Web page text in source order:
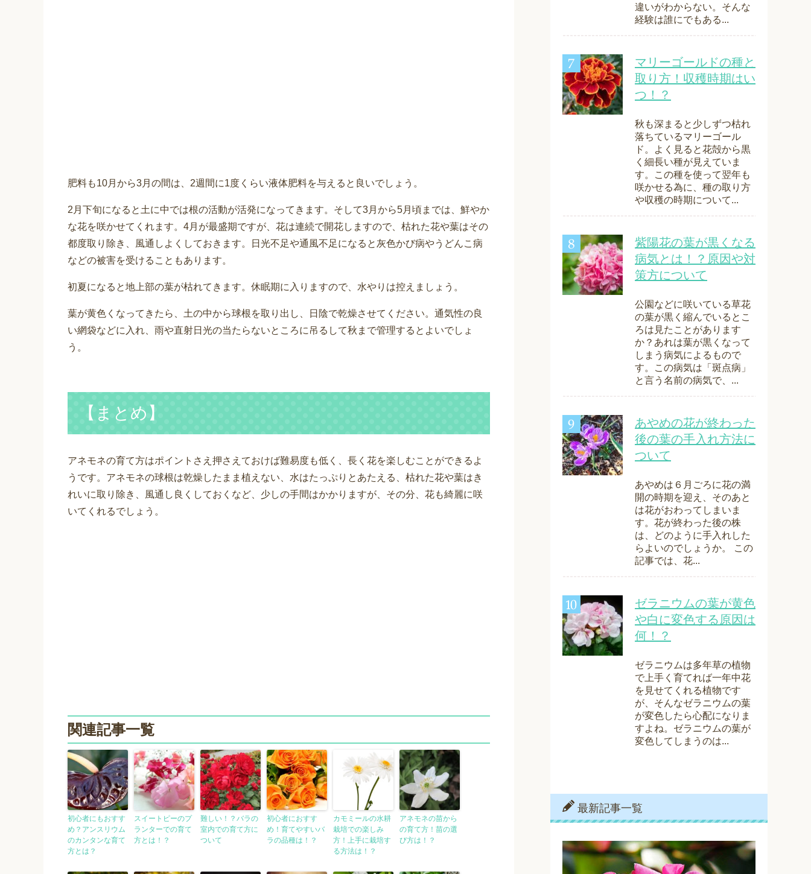
肥料も10月から3月の間は、2週間に1度くらい液体肥料を与えると良いでしょう。
2月下旬になると土に中では根の活動が活発になってきます。そして3月から5月頃までは、鮮やか
な花を咲かせてくれます。4月が最盛期ですが、花は連続で開花しますので、枯れた花や葉はその
都度取り除き、風通しよくしておきます。日光不足や通風不足になると灰色かび病やうどんこ病
などの被害を受けることもあります。
初夏になると地上部の葉が枯れてきます。休眠期に入りますので、水やりは控えましょう。
葉が黄色くなってきたら、土の中から球根を取り出し、日陰で乾燥させてください。通気性の良
い網袋などに入れ、雨や直射日光の当たらないところに吊るして秋まで管理するとよいでしょ
う。
【まとめ】
アネモネの育て方はポイントさえ押さえておけば難易度も低く、長く花を楽しむことができるよ
うです。アネモネの球根は乾燥したまま植えない、水はたっぷりとあたえる、枯れた花や葉はき
れいに取り除き、風通し良くしておくなど、少しの手間はかかりますが、その分、花も綺麗に咲
いてくれるでしょう。
関連記事一覧
初心者にもおすす
め？アンスリウム
のカンタンな育て
方とは？
スイートピーのプ
ランターでの育て
方とは！？
難しい！？バラの
室内での育て方に
ついて
初心者におすす
め！育てやすいバ
ラの品種は！？
カモミールの水耕
栽培での楽しみ
方！上手に栽培す
る方法は！？
アネモネの苗から
の育て方！苗の選
び方は！？
違いがわからない。そんな
経験は誰にでもある...
マリーゴールドの種と
取り方！収穫時期はい
つ！？
秋も深まると少しずつ枯れ
落ちているマリーゴール
ド。よく見ると花殻から黒
く細長い種が見えていま
す。この種を使って翌年も
咲かせる為に、種の取り方
や収穫の時期について...
紫陽花の葉が黒くなる
病気とは！？原因や対
策方について
公園などに咲いている草花
の葉が黒く縮んでいるとこ
ろは見たことがあります
か？あれは葉が黒くなって
しまう病気によるもので
す。この病気は「斑点病」
と言う名前の病気で、...
あやめの花が終わった
後の葉の手入れ方法に
ついて
あやめは６月ごろに花の満
開の時期を迎え、そのあと
は花がおわってしまいま
す。花が終わった後の株
は、どのように手入れした
らよいのでしょうか。 この
記事では、花...
ゼラニウムの葉が黄色
や白に変色する原因は
何！？
ゼラニウムは多年草の植物
で上手く育てれば一年中花
を見せてくれる植物です
が、そんなゼラニウムの葉
が変色したら心配になりま
すよね。ゼラニウムの葉が
変色してしまうのは...
最新記事一覧